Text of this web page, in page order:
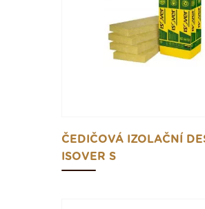
ČEDIČOVÁ IZOLAČNÍ
ISOVER S